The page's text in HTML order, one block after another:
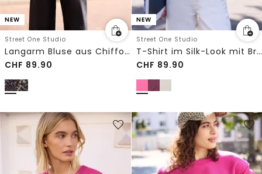
NEW
Street One Studio
Langarm Bluse aus Chiffon mit Schleife
CHF 89.90
NEW
Street One Studio
T-Shirt im Silk-Look mit Brusttasche
CHF 89.90